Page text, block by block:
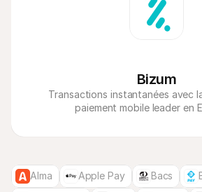
Bizum
Transactions instantanées avec
paiement mobile leader en
Alma Apple Pay Bacs